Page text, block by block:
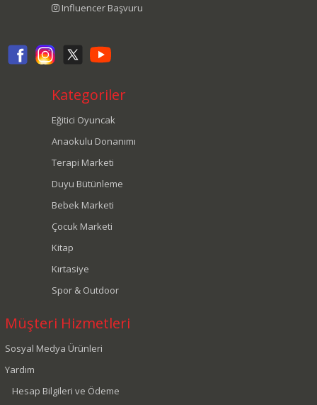
Influencer Başvuru
Kategoriler
Eğitici Oyuncak
Anaokulu Donanımı
Terapi Marketi
Duyu Bütünleme
Bebek Marketi
Çocuk Marketi
Kitap
Kırtasiye
Spor & Outdoor
Müşteri Hizmetleri
Sosyal Medya Ürünleri
Yardım
Hesap Bilgileri ve Ödeme